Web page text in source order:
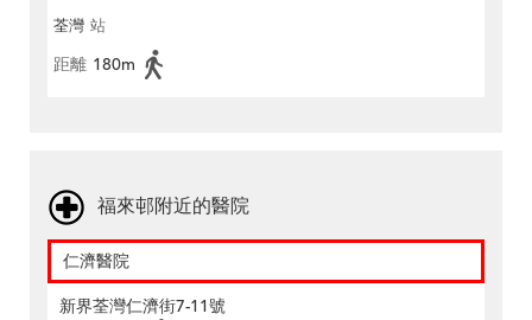
荃灣 站
距離 180m
福來邨附近的醫院
仁濟醫院
新界荃灣仁濟街7-11號